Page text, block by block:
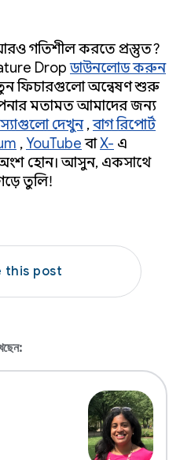
গতিশীল করতে প্রস্তুত?
Dropডাউনলোড করুন
ফিচারগুলো অন্বেষণ শুরু
মতামত আমাদের জন্য
দেখুন,বাগ রিপোর্ট
,YouTubeবাX- এ
অংশ হোন। আসুন, একসাথে
তুলি!
this post